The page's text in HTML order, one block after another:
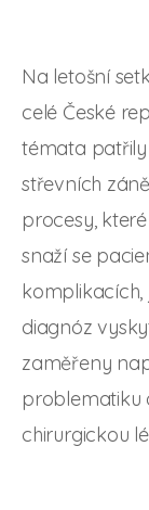
Na letošní
celé České
témata
střevních
procesy,
snaží se
komplikacích,
diagnóz
zaměřeny
problematiku
chirurgickou